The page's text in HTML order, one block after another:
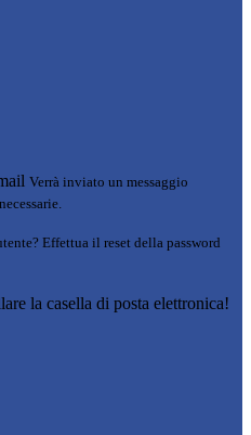
Verrà inviato un messaggio
Effettua il reset della password
la casella di posta elettronica!